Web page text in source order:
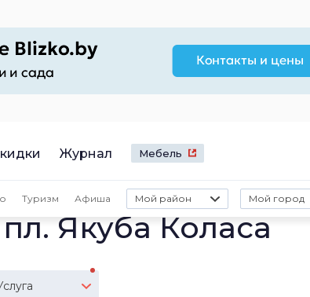
Журнал Мебель
Туризм Афиша Мой район Мой город
Якуба Коласа